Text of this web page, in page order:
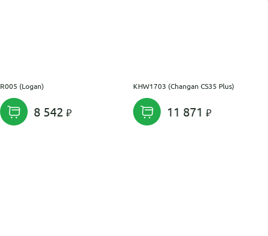
R005 (Logan)
8 542
KHW1703 (Changan CS35 Plus)
11 871